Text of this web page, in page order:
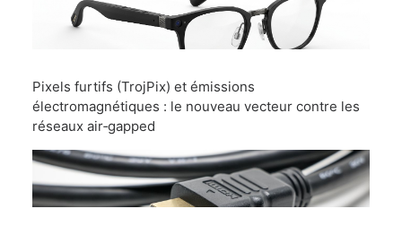
Pixels furtifs (TrojPix) et émissions
électromagnétiques : le nouveau vecteur contre les
réseaux air‑gapped